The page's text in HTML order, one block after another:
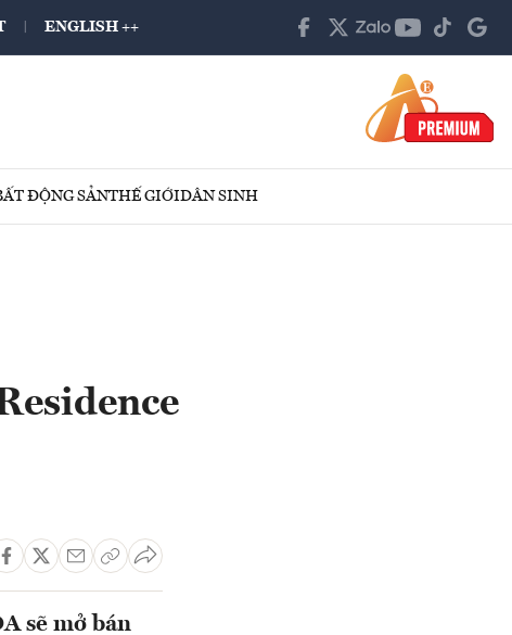
ENGLISH ++
ĐỘNG SẢNTHẾ GIỚIDÂN SINH
sẽ mở bán